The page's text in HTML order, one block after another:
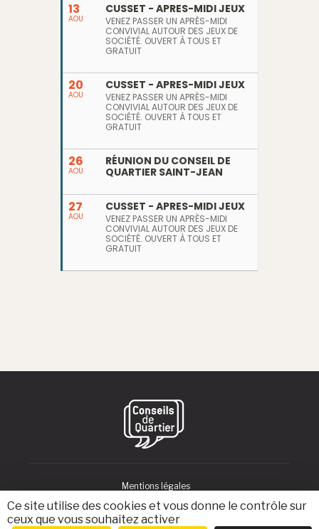
13
AOU
CUSSET - APRES-MIDI JEUX
VENEZ PASSER UN APRÈS-MIDI
CONVIVIAL AUTOUR DES JEUX DE
SOCIÉTÉ. OUVERT À TOUS ET
GRATUIT
20
AOU
CUSSET - APRES-MIDI JEUX
VENEZ PASSER UN APRÈS-MIDI
CONVIVIAL AUTOUR DES JEUX DE
SOCIÉTÉ. OUVERT À TOUS ET
GRATUIT
26
AOU
RÉUNION DU CONSEIL DE
QUARTIER SAINT-JEAN
27
AOU
CUSSET - APRES-MIDI JEUX
VENEZ PASSER UN APRÈS-MIDI
CONVIVIAL AUTOUR DES JEUX DE
SOCIÉTÉ. OUVERT À TOUS ET
GRATUIT
Mentions légales
Ce site utilise des cookies et vous donne le contrôle sur
ceux que vous souhaitez activer